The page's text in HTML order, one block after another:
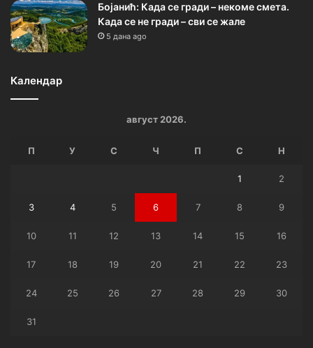
Бојанић: Када се гради – некоме смета.
Када се не гради – сви се жале
5 дана ago
Календар
август 2026.
П У С Ч П С Н
1 2
3 4 5 6 7 8 9
10 11 12 13 14 15 16
17 18 19 20 21 22 23
24 25 26 27 28 29 30
31